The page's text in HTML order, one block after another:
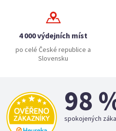
4 000 výdejních míst
po celé České republice a
Slovensku
98
spokojených